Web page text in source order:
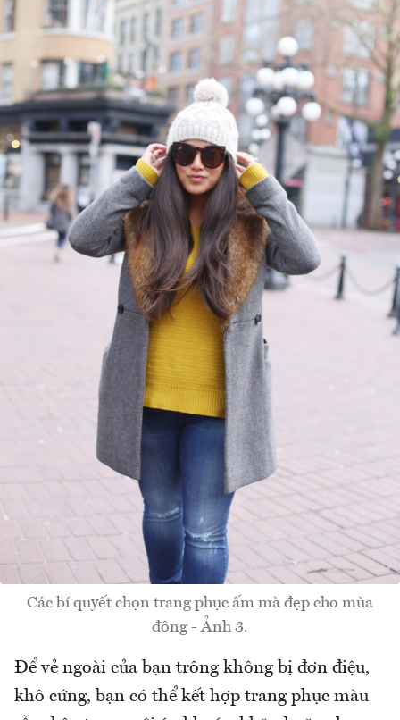
Các bí quyết chọn trang phục ấm mà đẹp cho mùa
đông - Ảnh 3.
Để vẻ ngoài của bạn trông không bị đơn điệu,
khô cứng, bạn có thể kết hợp trang phục màu